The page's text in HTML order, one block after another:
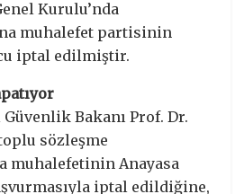
Kurulu’nda
muhalefet partisinin
iptal edilmiştir.
Güvenlik Bakanı Prof. Dr.
sözleşme
muhalefetinin Anayasa
iptal edildiğine,